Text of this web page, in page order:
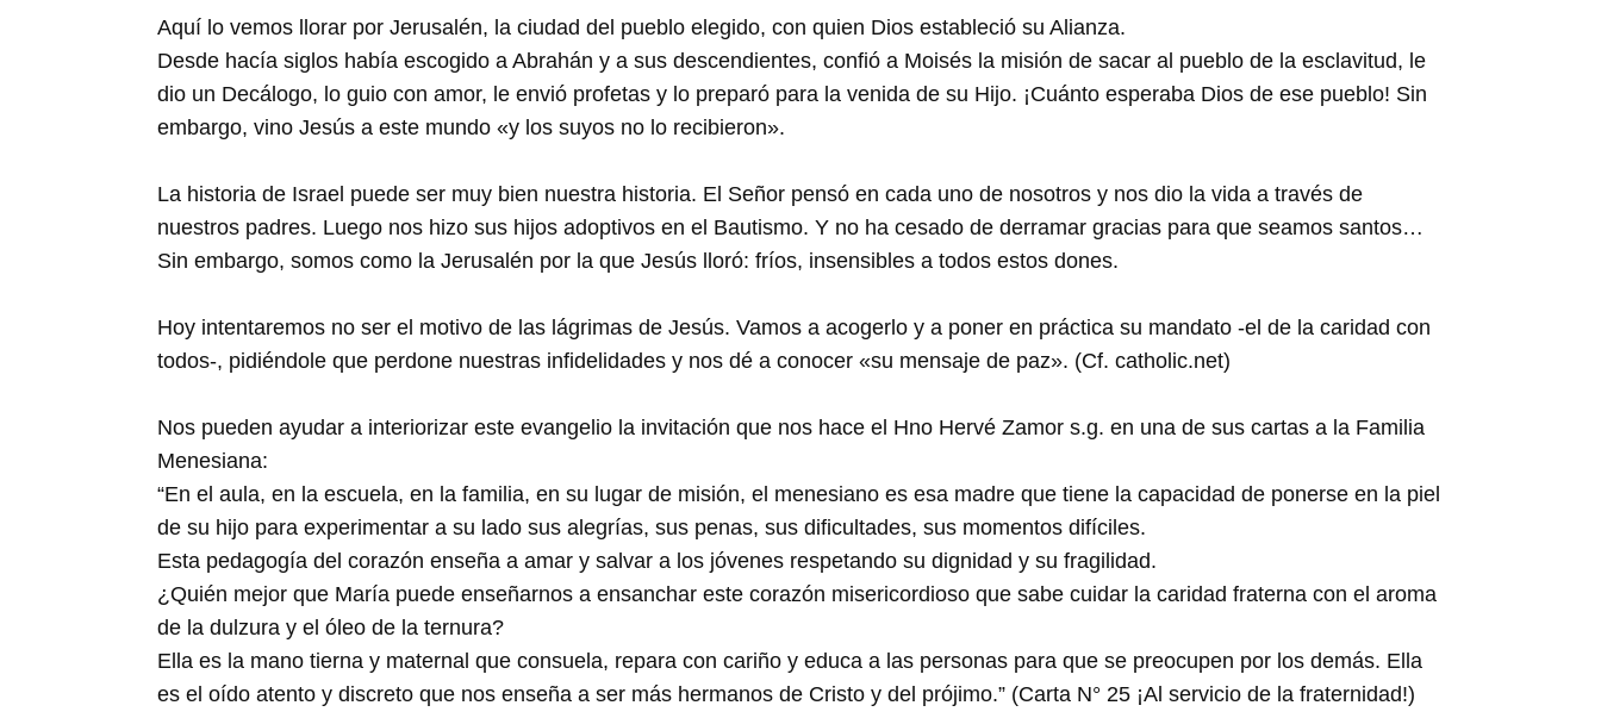
Aquí lo vemos llorar por Jerusalén, la ciudad del pueblo elegido, con quien Dios estableció su Alianza.
Desde hacía siglos había escogido a Abrahán y a sus descendientes, confió a Moisés la misión de sacar al pueblo de la esclavitud, le
dio un Decálogo, lo guio con amor, le envió profetas y lo preparó para la venida de su Hijo. ¡Cuánto esperaba Dios de ese pueblo! Sin
embargo, vino Jesús a este mundo «y los suyos no lo recibieron».
La historia de Israel puede ser muy bien nuestra historia. El Señor pensó en cada uno de nosotros y nos dio la vida a través de
nuestros padres. Luego nos hizo sus hijos adoptivos en el Bautismo. Y no ha cesado de derramar gracias para que seamos santos…
Sin embargo, somos como la Jerusalén por la que Jesús lloró: fríos, insensibles a todos estos dones.
Hoy intentaremos no ser el motivo de las lágrimas de Jesús. Vamos a acogerlo y a poner en práctica su mandato -el de la caridad con
todos-, pidiéndole que perdone nuestras infidelidades y nos dé a conocer «su mensaje de paz». (Cf. catholic.net)
Nos pueden ayudar a interiorizar este evangelio la invitación que nos hace el Hno Hervé Zamor s.g. en una de sus cartas a la Familia
Menesiana:
“En el aula, en la escuela, en la familia, en su lugar de misión, el menesiano es esa madre que tiene la capacidad de ponerse en la piel
de su hijo para experimentar a su lado sus alegrías, sus penas, sus dificultades, sus momentos difíciles.
Esta pedagogía del corazón enseña a amar y salvar a los jóvenes respetando su dignidad y su fragilidad.
¿Quién mejor que María puede enseñarnos a ensanchar este corazón misericordioso que sabe cuidar la caridad fraterna con el aroma
de la dulzura y el óleo de la ternura?
Ella es la mano tierna y maternal que consuela, repara con cariño y educa a las personas para que se preocupen por los demás. Ella
es el oído atento y discreto que nos enseña a ser más hermanos de Cristo y del prójimo.” (Carta N° 25 ¡Al servicio de la fraternidad!)